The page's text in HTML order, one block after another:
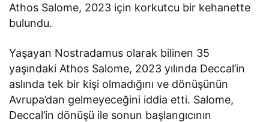
Athos Salome, 2023 için korkutcu bir kehanette
bulundu.
Yaşayan Nostradamus olarak bilinen 35
yaşındaki Athos Salome, 2023 yılında Deccal’in
aslında tek bir kişi olmadığını ve dönüşünün
Avrupa’dan gelmeyeceğini iddia etti. Salome,
Deccal’in dönüşü ile sonun başlangıcının